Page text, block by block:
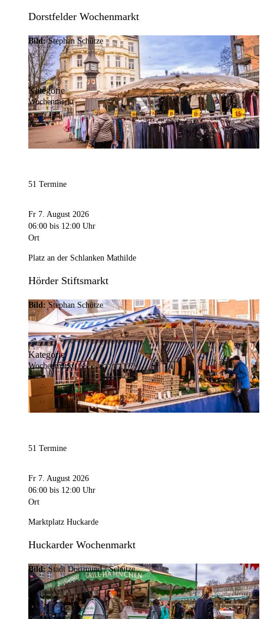
Dorstfelder Wochenmarkt
Bild:Stephan Schütze
Kategorie
Wochenmarkt
51 Termine
Fr 7. August 2026
06:00 bis 12:00 Uhr
Ort
Platz an der Schlanken Mathilde
Hörder Stiftsmarkt
Bild:Stephan Schütze
Kategorie
Wochenmarkt
51 Termine
Fr 7. August 2026
06:00 bis 12:00 Uhr
Ort
Marktplatz Huckarde
Huckarder Wochenmarkt
Bild:Stadt Dortmund / Schütze